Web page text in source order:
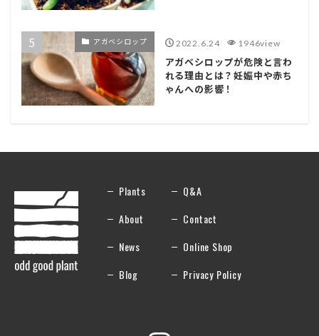
アガベシロップ 2022.6.24 1946view
アガベシロップが危険と言わ
れる理由とは？妊娠中や赤ち
ゃんへの影響！
Plants
About
News
Blog
Q&A
Contact
Online Shop
Privacy Policy